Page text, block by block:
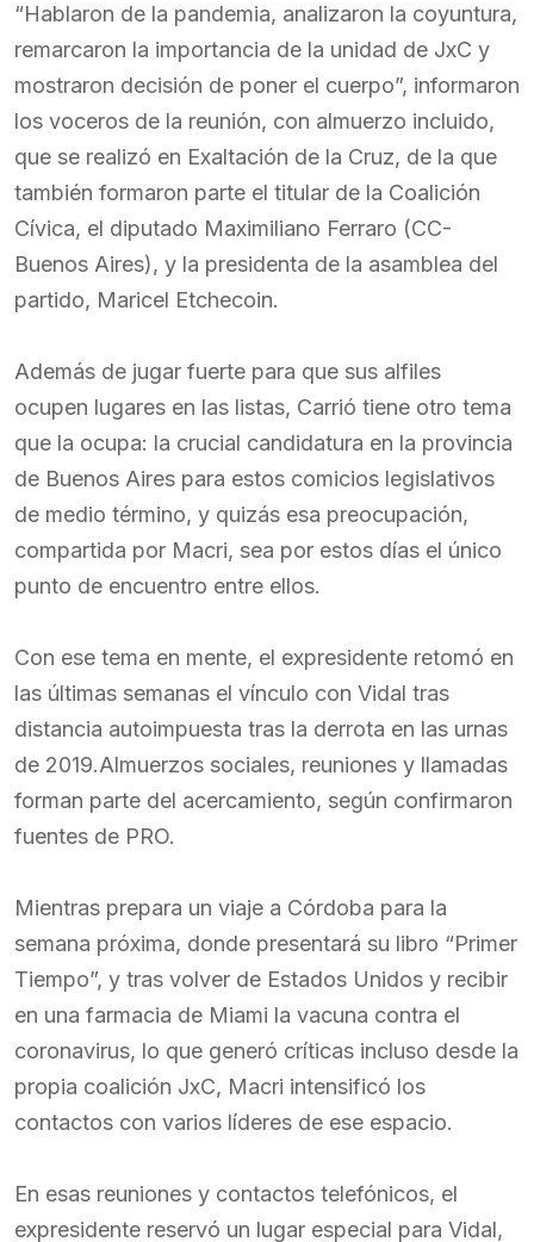
“Hablaron de la pandemia, analizaron la coyuntura,
remarcaron la importancia de la unidad de JxC y
mostraron decisión de poner el cuerpo”, informaron
los voceros de la reunión, con almuerzo incluido,
que se realizó en Exaltación de la Cruz, de la que
también formaron parte el titular de la Coalición
Cívica, el diputado Maximiliano Ferraro (CC-
Buenos Aires), y la presidenta de la asamblea del
partido, Maricel Etchecoin.
Además de jugar fuerte para que sus alfiles
ocupen lugares en las listas, Carrió tiene otro tema
que la ocupa: la crucial candidatura en la provincia
de Buenos Aires para estos comicios legislativos
de medio término, y quizás esa preocupación,
compartida por Macri, sea por estos días el único
punto de encuentro entre ellos.
Con ese tema en mente, el expresidente retomó en
las últimas semanas el vínculo con Vidal tras
distancia autoimpuesta tras la derrota en las urnas
de 2019.Almuerzos sociales, reuniones y llamadas
forman parte del acercamiento, según confirmaron
fuentes de PRO.
Mientras prepara un viaje a Córdoba para la
semana próxima, donde presentará su libro “Primer
Tiempo”, y tras volver de Estados Unidos y recibir
en una farmacia de Miami la vacuna contra el
coronavirus, lo que generó críticas incluso desde la
propia coalición JxC, Macri intensificó los
contactos con varios líderes de ese espacio.
En esas reuniones y contactos telefónicos, el
expresidente reservó un lugar especial para Vidal,